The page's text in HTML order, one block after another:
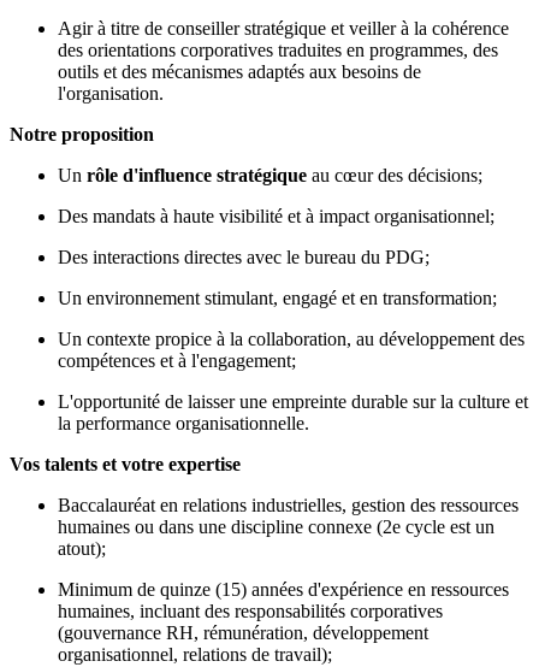
Agir à titre de conseiller stratégique et veiller à la cohérence
des orientations corporatives traduites en programmes, des
outils et des mécanismes adaptés aux besoins de
l'organisation.
Notre proposition
Un rôle d'influence stratégique au cœur des décisions;
Des mandats à haute visibilité et à impact organisationnel;
Des interactions directes avec le bureau du PDG;
Un environnement stimulant, engagé et en transformation;
Un contexte propice à la collaboration, au développement des
compétences et à l'engagement;
L'opportunité de laisser une empreinte durable sur la culture et
la performance organisationnelle.
Vos talents et votre expertise
Baccalauréat en relations industrielles, gestion des ressources
humaines ou dans une discipline connexe (2e cycle est un
atout);
Minimum de quinze (15) années d'expérience en ressources
humaines, incluant des responsabilités corporatives
(gouvernance RH, rémunération, développement
organisationnel, relations de travail);